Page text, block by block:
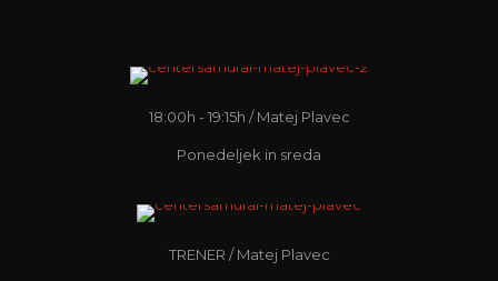
18:00h - 19:15h / Matej Plavec
Ponedeljek in sreda
INVIDUALNI TRENINGI
TRENER / Matej Plavec